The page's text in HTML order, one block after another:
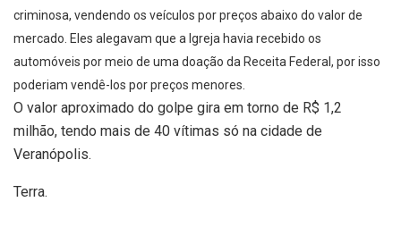
criminosa, vendendo os veículos por preços abaixo do valor de
mercado. Eles alegavam que a Igreja havia recebido os
automóveis por meio de uma doação da Receita Federal, por isso
poderiam vendê-los por preços menores.
O valor aproximado do golpe gira em torno de R$ 1,2
milhão, tendo mais de 40 vítimas só na cidade de
Veranópolis.
Terra.